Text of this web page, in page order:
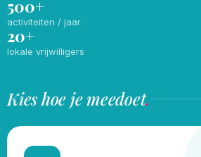
500+
activiteiten / jaar
20+
lokale vrijwilligers
Kies hoe je meedoet.